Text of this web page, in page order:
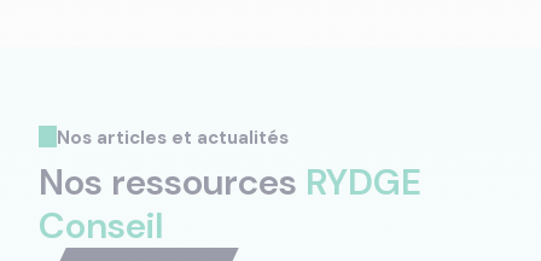
Nos articles et actualités
Nos ressources RYDGE
Conseil